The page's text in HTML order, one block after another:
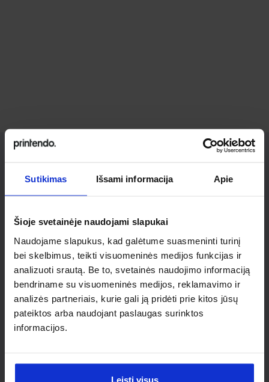
Sutikimas Išsami informacija Apie
Šioje svetainėje naudojami slapukai
Naudojame slapukus, kad galėtume suasmeninti turinį
bei skelbimus, teikti visuomeninės medijos funkcijas ir
analizuoti srautą. Be to, svetainės naudojimo informaciją
bendriname su visuomeninės medijos, reklamavimo ir
analizės partneriais, kurie gali ją pridėti prie kitos jūsų
pateiktos arba naudojant paslaugas surinktos
informacijos.
Leisti visus
Ieškai
individualaus
sprendimo?
Susisiek su mumis dėl
nestandartinio produkto aptarimo.
Susisiekti